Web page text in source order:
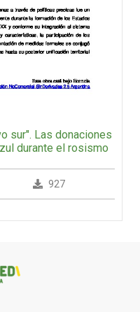
sur". Las donaciones
durante el rosismo
927